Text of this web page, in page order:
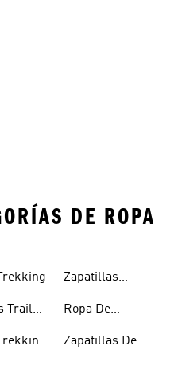
DE ROPA
Trail
Hombre
Zapatillas
Mujer
Ropa De
Zapatillas De